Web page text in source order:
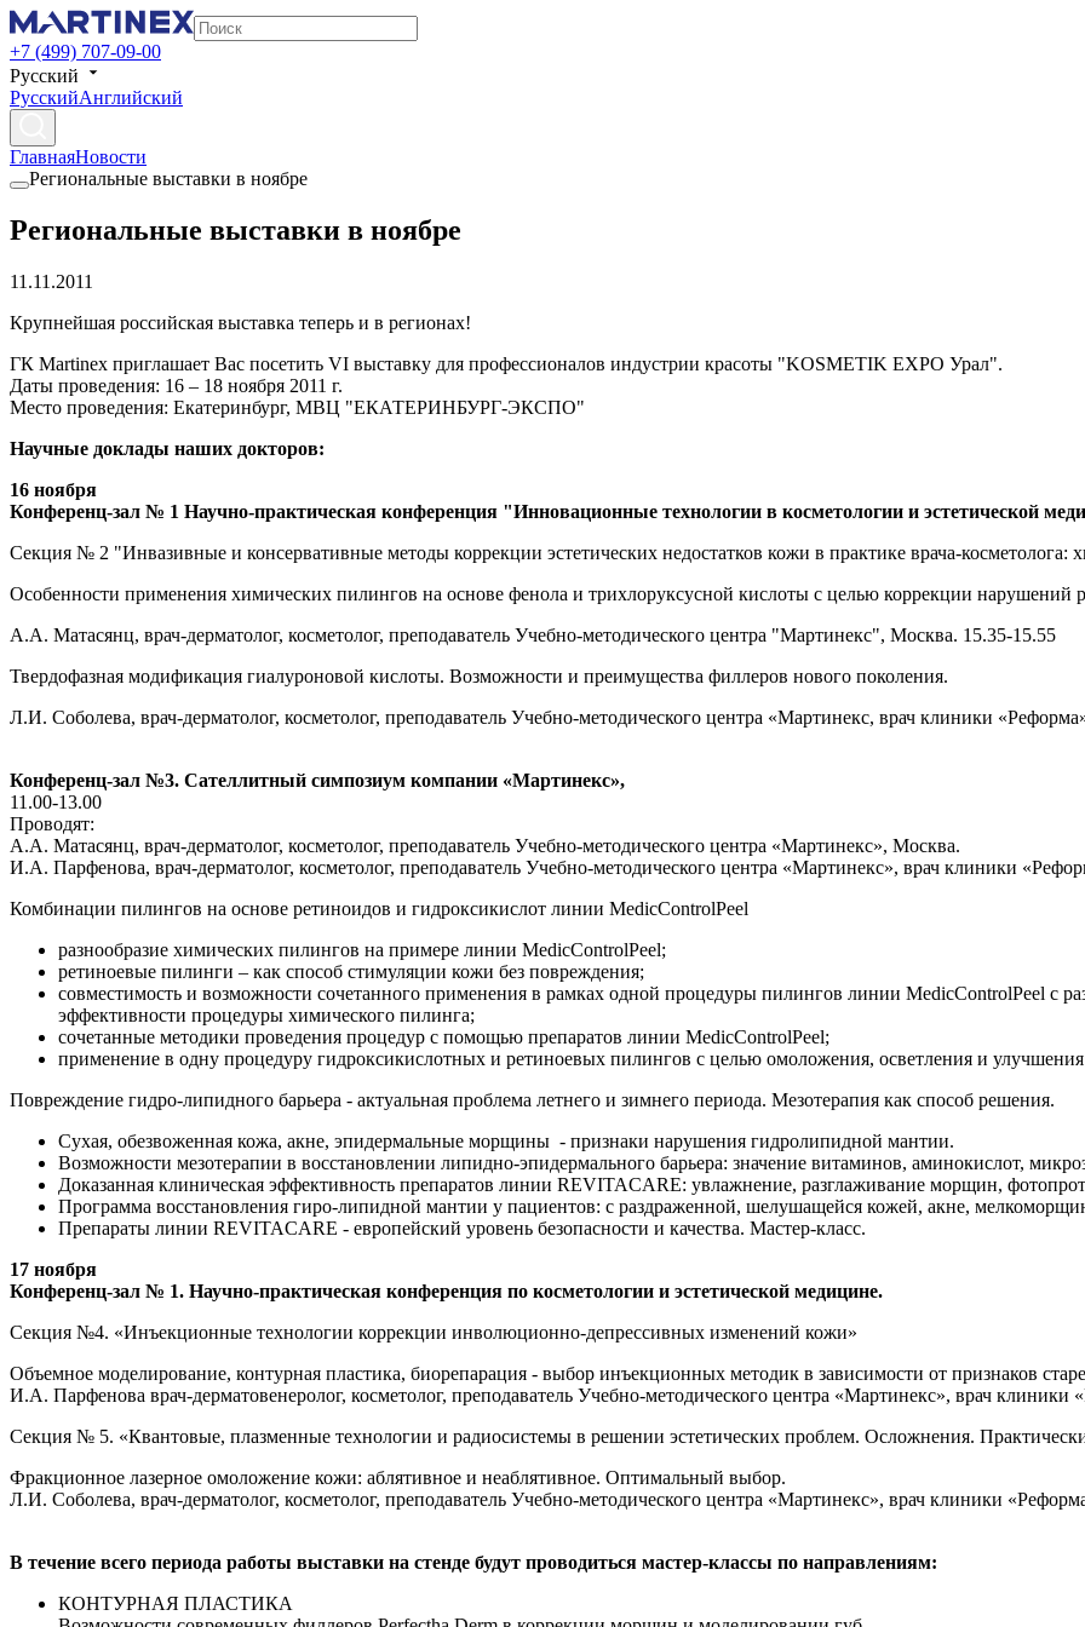
+7 (499) 707-09-00
Русский
РусскийАнглийский
ГлавнаяНовости
Региональные выставки в ноябре
Региональные выставки в ноябре
11.11.2011
Крупнейшая российская выставка теперь и в регионах!
ГК Martinex приглашает Вас посетить VI выставку для профессионалов индустрии красоты "KOSMETIK EXPO Урал".
Даты проведения: 16 – 18 ноября 2011 г.
Место проведения: Екатеринбург, МВЦ "ЕКАТЕРИНБУРГ-ЭКСПО"
Научные доклады наших докторов:
16 ноября
Конференц-зал № 1 Научно-практическая конференция "Инновационные технологии в косметологии и эстетической
Секция № 2 "Инвазивные и консервативные методы коррекции эстетических недостатков кожи в практике врача-косметолога:
Особенности применения химических пилингов на основе фенола и трихлоруксусной кислоты с целью коррекции нарушений
А.А. Матасянц, врач-дерматолог, косметолог, преподаватель Учебно-методического центра "Мартинекс", Москва. 15.35-15.55
Твердофазная модификация гиалуроновой кислоты. Возможности и преимущества филлеров нового поколения.
Л.И. Соболева, врач-дерматолог, косметолог, преподаватель Учебно-методического центра «Мартинекс, врач клиники
Конференц-зал №3. Сателлитный симпозиум компании «Мартинекс»,
11.00-13.00
Проводят:
А.А. Матасянц, врач-дерматолог, косметолог, преподаватель Учебно-методического центра «Мартинекс», Москва.
И.А. Парфенова, врач-дерматолог, косметолог, преподаватель Учебно-методического центра «Мартинекс», врач клиники
Комбинации пилингов на основе ретиноидов и гидроксикислот линии MedicControlPeel
разнообразие химических пилингов на примере линии MedicControlPeel;
ретиноевые пилинги – как способ стимуляции кожи без повреждения;
совместимость и возможности сочетанного применения в рамках одной процедуры пилингов линии MedicControlPeel с
эффективности процедуры химического пилинга;
сочетанные методики проведения процедур с помощью препаратов линии MedicControlPeel;
применение в одну процедуру гидроксикислотных и ретиноевых пилингов с целью омоложения, осветления и
Повреждение гидро-липидного барьера - актуальная проблема летнего и зимнего периода. Мезотерапия как способ решения.
Сухая, обезвоженная кожа, акне, эпидермальные морщины - признаки нарушения гидролипидной мантии.
Возможности мезотерапии в восстановлении липидно-эпидермального барьера: значение витаминов, аминокислот,
Доказанная клиническая эффективность препаратов линии REVITACARE: увлажнение, разглаживание морщин,
Программа восстановления гиро-липидной мантии у пациентов: с раздраженной, шелушащейся кожей, акне,
Препараты линии REVITACARE - европейский уровень безопасности и качества. Мастер-класс.
17 ноября
Конференц-зал № 1. Научно-практическая конференция по косметологии и эстетической медицине.
Секция №4. «Инъекционные технологии коррекции инволюционно-депрессивных изменений кожи»
Объемное моделирование, контурная пластика, биорепарация - выбор инъекционных методик в зависимости от признаков
И.А. Парфенова врач-дерматовенеролог, косметолог, преподаватель Учебно-методического центра «Мартинекс», врач
Секция № 5. «Квантовые, плазменные технологии и радиосистемы в решении эстетических проблем. Осложнения.
Фракционное лазерное омоложение кожи: аблятивное и неаблятивное. Оптимальный выбор.
Л.И. Соболева, врач-дерматолог, косметолог, преподаватель Учебно-методического центра «Мартинекс», врач клиники
В течение всего периода работы выставки на стенде будут проводиться мастер-классы по направлениям:
КОНТУРНАЯ ПЛАСТИКА